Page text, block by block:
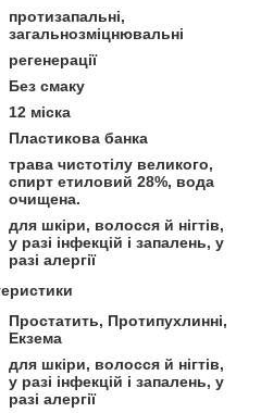
протизапальні,
загальнозміцнювальні
регенерації
Без смаку
12 міска
Пластикова банка
трава чистотілу великого,
спирт етиловий 28%, вода
очищена.
для шкіри, волосся й нігтів,
у разі інфекцій і запалень, у
разі алергії
Простатить, Протипухлинні,
Екзема
для шкіри, волосся й нігтів,
у разі інфекцій і запалень, у
разі алергії